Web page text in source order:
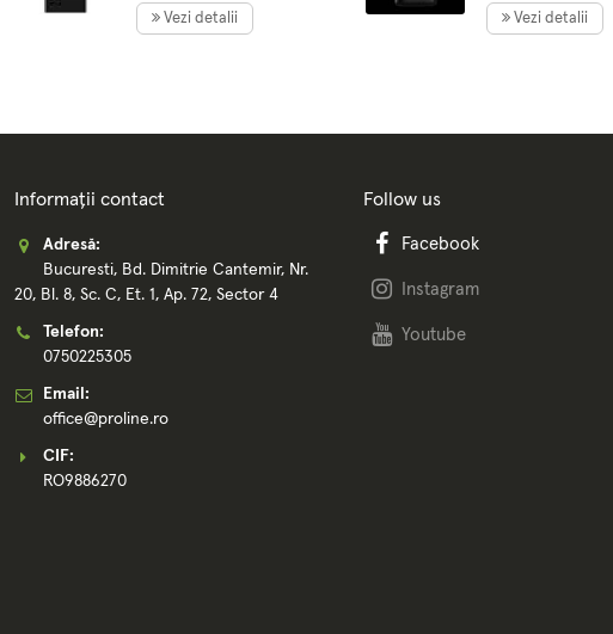
Vezi detalii
Negru
Vezi detalii
Informații contact
Adresă:
Bucuresti, Bd. Dimitrie Cantemir, Nr.
20, Bl. 8, Sc. C, Et. 1, Ap. 72, Sector 4
Telefon:
0750225305
Email:
office@proline.ro
CIF:
RO9886270
Follow us
Facebook
Instagram
Youtube